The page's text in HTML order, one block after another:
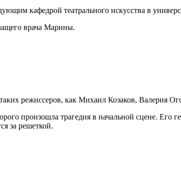
кафедрой театрального искусства в
врача Марины.
режиссеров, как Михаил Козаков, Валерия
произошла трагедия в начальной сцене.
за решеткой.